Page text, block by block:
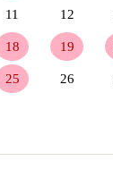
11 12
18 19
25 26